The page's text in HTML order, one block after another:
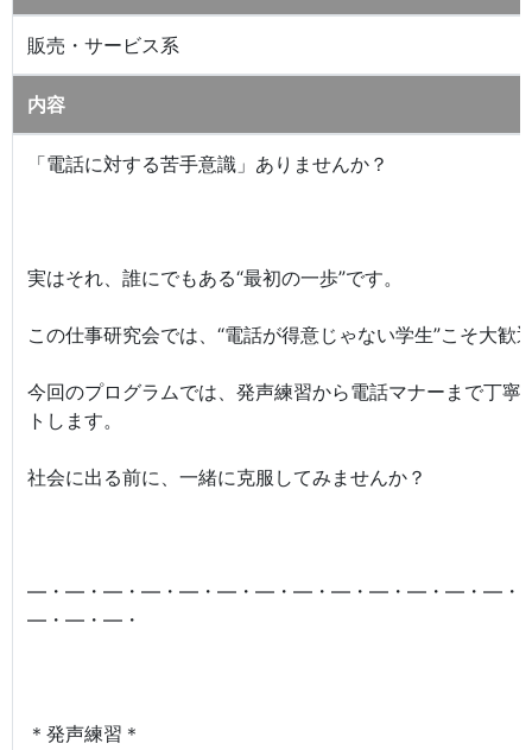
販売・サービス系
内容
「電話に対する苦手意識」ありませんか？
実はそれ、誰にでもある“最初の一歩”です。
この仕事研究会では、“電話が得意じゃない学生”こそ大歓
今回のプログラムでは、発声練習から電話マナーまで丁寧
トします。
社会に出る前に、一緒に克服してみませんか？
―・―・―・―・―・―・―・―・―・―・―・―・―・
―・―・―・
＊発声練習＊